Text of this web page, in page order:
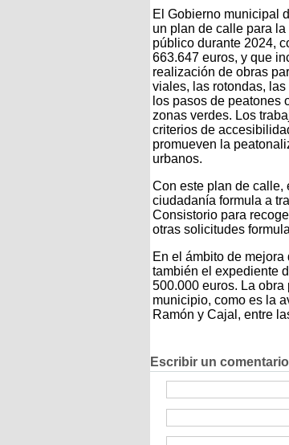
El Gobierno municipal
un plan de calle para
público durante 2024,
663.647 euros, y que
realización de obras
viales, las rotondas,
los pasos de peatones
zonas verdes. Los
criterios de
promueven la
urbanos.
Con este plan de calle,
ciudadanía formula a
Consistorio para
otras solicitudes
En el ámbito de
también el expediente
500.000 euros. La
municipio, como es la
Ramón y Cajal, entre
Escribir un comentario